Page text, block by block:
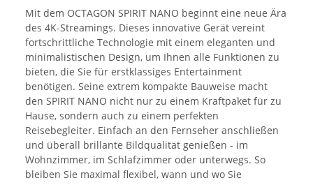
Mit dem OCTAGON SPIRIT NANO beginnt eine neue Ära
des 4K-Streamings. Dieses innovative Gerät vereint
fortschrittliche Technologie mit einem eleganten und
minimalistischen Design, um Ihnen alle Funktionen zu
bieten, die Sie für erstklassiges Entertainment
benötigen. Seine extrem kompakte Bauweise macht
den SPIRIT NANO nicht nur zu einem Kraftpaket für zu
Hause, sondern auch zu einem perfekten
Reisebegleiter. Einfach an den Fernseher anschließen
und überall brillante Bildqualität genießen - im
Wohnzimmer, im Schlafzimmer oder unterwegs. So
bleiben Sie maximal flexibel, wann und wo Sie